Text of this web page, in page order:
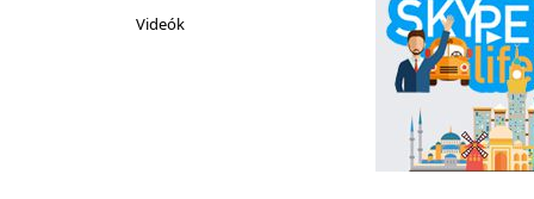
Videók